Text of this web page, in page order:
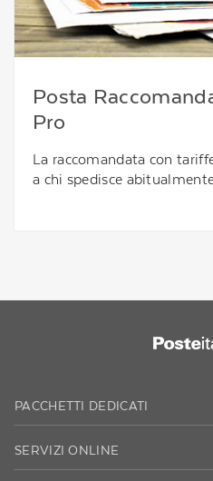
Posta
Pro
La raccomandata con
a chi spedisce
PACCHETTI DEDICATI
SERVIZI ONLINE